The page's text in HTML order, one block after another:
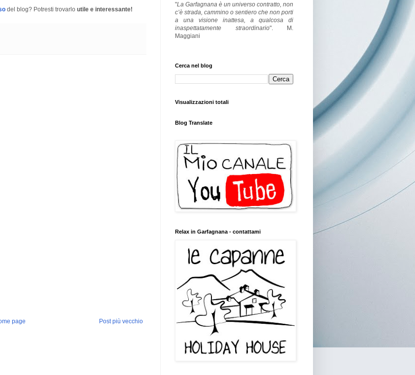
del blog? Potresti trovarlo utile e interessante!
Post più vecchio
page
"La Garfagnana è un universo contratto, non
c’è strada, cammino o sentiero che non porti
a una visione inattesa, a qualcosa di
inaspettatamente straordinario". M.
Maggiani
Cerca nel blog
Visualizzazioni totali
Blog Translate
Relax in Garfagnana - contattami